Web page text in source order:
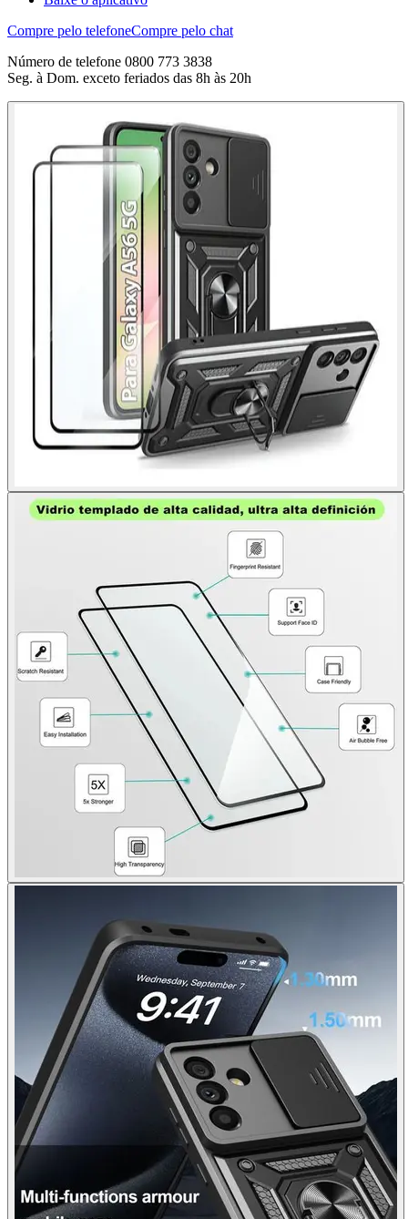
Compre pelo telefoneCompre pelo chat
Número de telefone 0800 773 3838
Seg. à Dom. exceto feriados das 8h às 20h